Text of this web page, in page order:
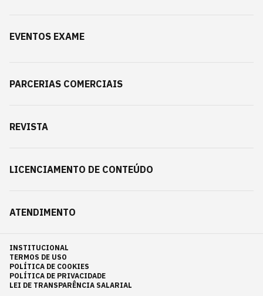
EVENTOS EXAME
PARCERIAS COMERCIAIS
REVISTA
LICENCIAMENTO DE CONTEÚDO
ATENDIMENTO
INSTITUCIONAL
TERMOS DE USO
POLÍTICA DE COOKIES
POLÍTICA DE PRIVACIDADE
LEI DE TRANSPARÊNCIA SALARIAL